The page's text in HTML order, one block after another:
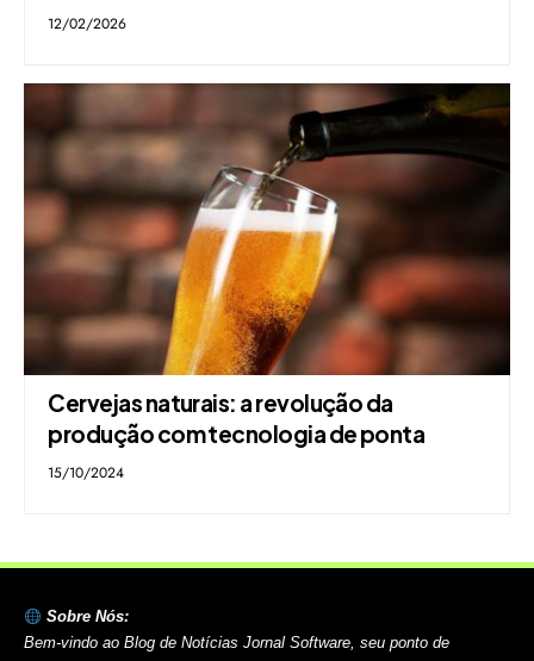
12/02/2026
Cervejas naturais: a revolução da
produção com tecnologia de ponta
15/10/2024
Sobre Nós:
Bem-vindo ao Blog de Notícias Jornal Software, seu ponto de